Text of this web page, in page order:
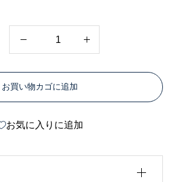
る
ラ
お買い物カゴに追加
お気に入りに追加